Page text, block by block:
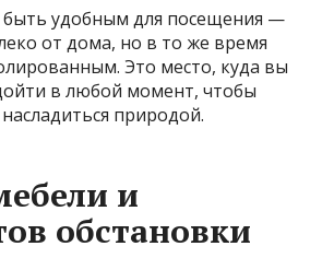
быть удобным для посещения —
от дома, но в то же время
Это место, куда вы
в любой момент, чтобы
насладиться природой.
и
обстановки